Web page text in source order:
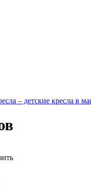
– детские кресла в